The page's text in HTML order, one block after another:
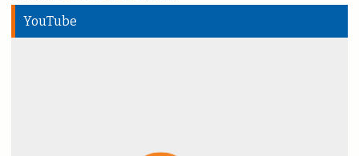
YouTube